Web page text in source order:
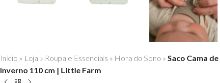
Início » Loja » Roupa e Essenciais » Hora do Sono » Saco Cama de
Inverno 110 cm | Little Farm